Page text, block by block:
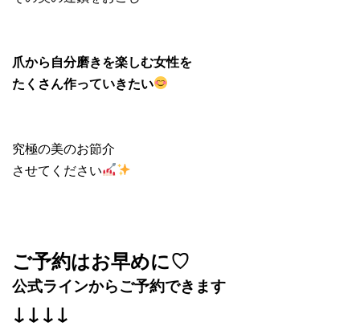
爪から自分磨きを楽しむ女性を
たくさん作っていきたい
究極の美のお節介
させてください
ご予約はお早めに♡
公式ラインからご予約できます
↓↓↓↓